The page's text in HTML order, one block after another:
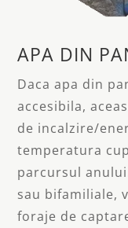
APA DIN
Daca apa din
accesibila,
de incalzire/
temperatura
parcursul
sau bifamiliale,
foraje de